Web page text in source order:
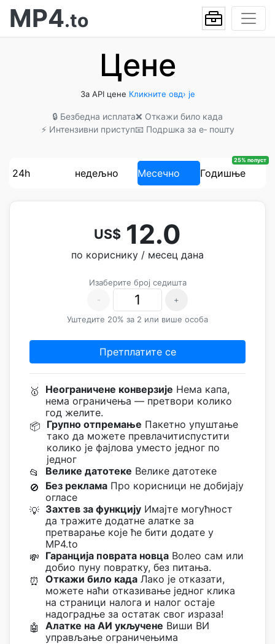
MP4.to
Цене
За API цене Кликните овд› је
🔒 Безбедна исплата❌ Откажи било када
⚡ Интензивни приступ📧 Подршка за е‐ пошту
24h недељно Месечно Годишње
25% попуст
US$ 12.0
по кориснику / месец дана
Изаберите број седишта
-
+
Уштедите 20% за 2 или више особа
Претплатите се
🥇 Неограничене конверзије Нема капа,
нема ограничења — претвори колико
год желите.
📦 Групно отпремање Пакетно упуштање
тако да можете превлачитиспустити
колико је фајлова уместо једног по
једног
📂
Велике датотеке Велике датотеке
🚫
Без реклама Про корисници не добијају
огласе
💡 Захтев за функцију Имајте могућност
да тражите додатне алатке за
претварање које ће бити додате у
MP4.to
💸 Гаранција поврата новца Волео сам или
добио пуну повратку, без питања.
⏰
Откажи било када Лако је отказати,
можете наћи отказивање једног клика
на страници налога и налог остаје
надоградње за остатак свог израза!
🤖
Алатке на АИ укључене Виши ВИ
управљање ограничењима